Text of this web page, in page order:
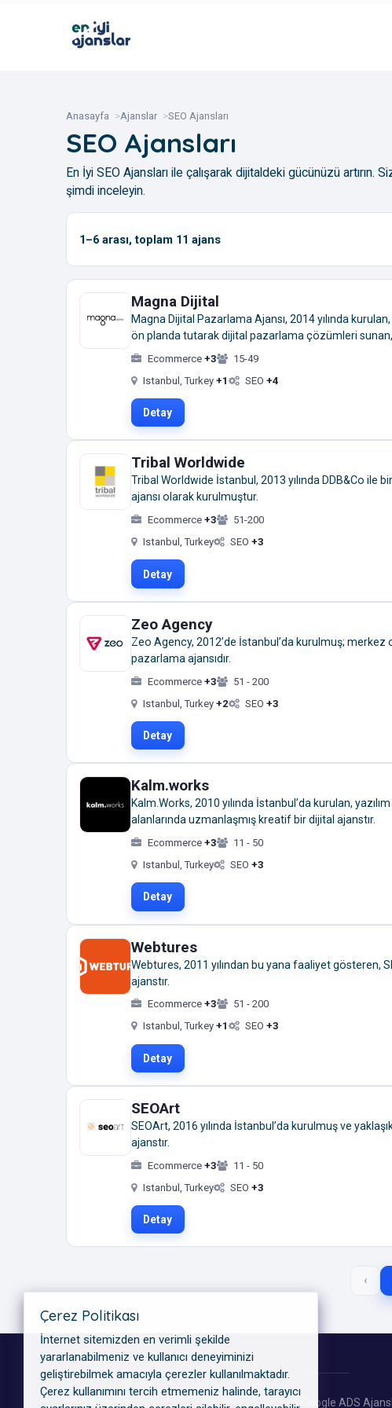
Anasayfa Ajanslar SEO Ajansları
SEO Ajansları
En İyi SEO Ajansları ile çalışarak dijitaldeki gücünüzü
şimdi inceleyin.
1–6 arası, toplam 11 ajans
Magna Dijital
Magna Dijital Pazarlama Ajansı, 2014 yılında
ön planda tutarak dijital pazarlama çözümleri sunan,
Ecommerce +3
15-49
Istanbul, Turkey +1 SEO+4
Detay
Tribal Worldwide
Tribal Worldwide İstanbul, 2013 yılında DDB&Co ile
ajansı olarak kurulmuştur.
Ecommerce +3
51-200
Istanbul, Turkey
SEO+3
Detay
Zeo Agency
Zeo Agency, 2012’de İstanbul’da kurulmuş;
pazarlama ajansıdır.
Ecommerce +3
51 - 200
Istanbul, Turkey +2 SEO+3
Detay
Kalm.works
Kalm.Works, 2010 yılında İstanbul’da kurulan,
alanlarında uzmanlaşmış kreatif bir dijital ajanstır.
Ecommerce +3
11 - 50
Istanbul, Turkey
SEO+3
Detay
Webtures
Webtures, 2011 yılından bu yana faaliyet gösteren,
ajanstır.
Ecommerce +3
51 - 200
Istanbul, Turkey +1 SEO+3
Detay
SEOArt
SEOArt, 2016 yılında İstanbul’da kurulmuş ve
ajanstır.
Ecommerce +3
11 - 50
Istanbul, Turkey
SEO+3
Detay
‹
KATEGORILER
GEO Ajansları Google ADS
Çerez Politikası
İnternet sitemizden en verimli şekilde
yararlanabilmeniz ve kullanıcı deneyiminizi
geliştirebilmek amacıyla çerezler kullanılmaktadır.
Çerez kullanımını tercih etmemeniz halinde, tarayıcı